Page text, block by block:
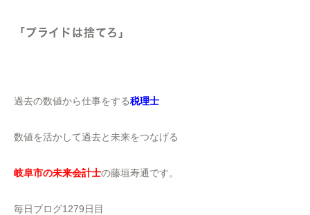
「プライドは捨てろ」
過去の数値から仕事をする税理士
数値を活かして過去と未来をつなげる
岐阜市の未来会計士の藤垣寿通です。
毎日ブログ1279日目